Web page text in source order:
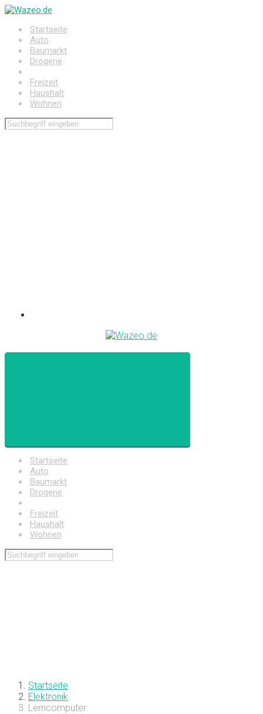
Zum
springenStartseite
Auto
Baumarkt
Drogerie
Freizeit
Haushalt
Wohnen
Startseite
Auto
Baumarkt
Drogerie
Freizeit
Haushalt
Wohnen
Startseite
Elektronik
Lerncomputer